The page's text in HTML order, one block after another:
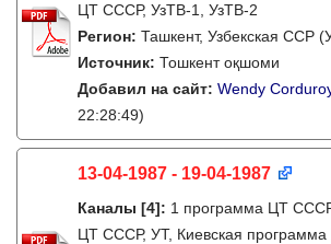
ЦТ СССР, УзТВ-1, УзТВ-2
Регион: Ташкент, Узбекская ССР
Источник: Тошкент оқшоми
Добавил на сайт: Wendy
22:28:49)
13-04-1987 - 19-04-1987
Каналы [4]: 1 программа ЦТ
ЦТ СССР, УТ, Киевская